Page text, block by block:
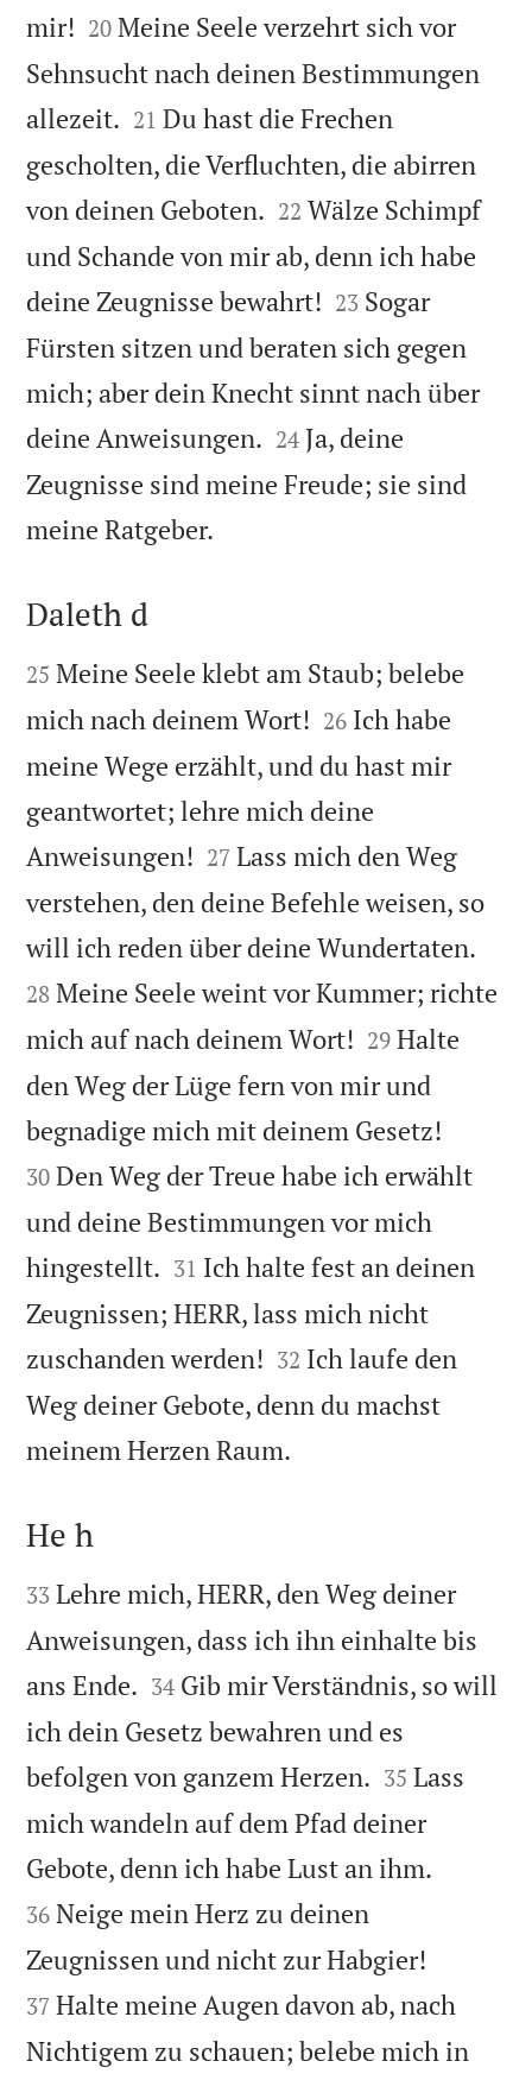
mir! 

20 Meine Seele verzehrt sich vor
Sehnsucht nach deinen Bestimmungen
allezeit. 

21 Du hast die Frechen
gescholten, die Verfluchten, die abirren
von deinen Geboten. 

22 Wälze Schimpf
und Schande von mir ab, denn ich habe
deine Zeugnisse bewahrt! 

23 Sogar
Fürsten sitzen und beraten sich gegen
mich; aber dein Knecht sinnt nach über
deine Anweisungen. 

24 Ja, deine
Zeugnisse sind meine Freude; sie sind
meine Ratgeber.

Daleth d

25 Meine Seele klebt am Staub; belebe
mich nach deinem Wort! 

26 Ich habe
meine Wege erzählt, und du hast mir
geantwortet; lehre mich deine
Anweisungen! 

27 Lass mich den Weg
verstehen, den deine Befehle weisen, so
will ich reden über deine Wundertaten.
28 Meine Seele weint vor Kummer; richte
mich auf nach deinem Wort! 

29 Halte
den Weg der Lüge fern von mir und
begnadige mich mit deinem Gesetz!
30 Den Weg der Treue habe ich erwählt
und deine Bestimmungen vor mich
hingestellt. 

31 Ich halte fest an deinen
Zeugnissen; HERR, lass mich nicht
zuschanden werden! 

32 Ich laufe den
Weg deiner Gebote, denn du machst
meinem Herzen Raum.

He h

33 Lehre mich, HERR, den Weg deiner
Anweisungen, dass ich ihn einhalte bis
ans Ende. 

34 Gib mir Verständnis, so will
ich dein Gesetz bewahren und es
befolgen von ganzem Herzen. 

35 Lass
mich wandeln auf dem Pfad deiner
Gebote, denn ich habe Lust an ihm.
36 Neige mein Herz zu deinen
Zeugnissen und nicht zur Habgier!
37 Halte meine Augen davon ab, nach
Nichtigem zu schauen; belebe mich in